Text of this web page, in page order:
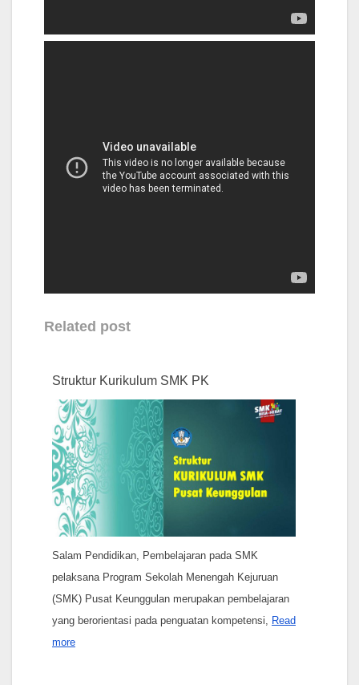
Related post
Struktur Kurikulum SMK PK
Salam Pendidikan, Pembelajaran pada SMK
pelaksana Program Sekolah Menengah Kejuruan
(SMK) Pusat Keunggulan merupakan pembelajaran
yang berorientasi pada penguatan kompetensi, Read
more